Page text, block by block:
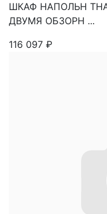
ШКАФ НАПОЛЬН
ДВУМЯ ОБЗОРН ...
116 097 ₽